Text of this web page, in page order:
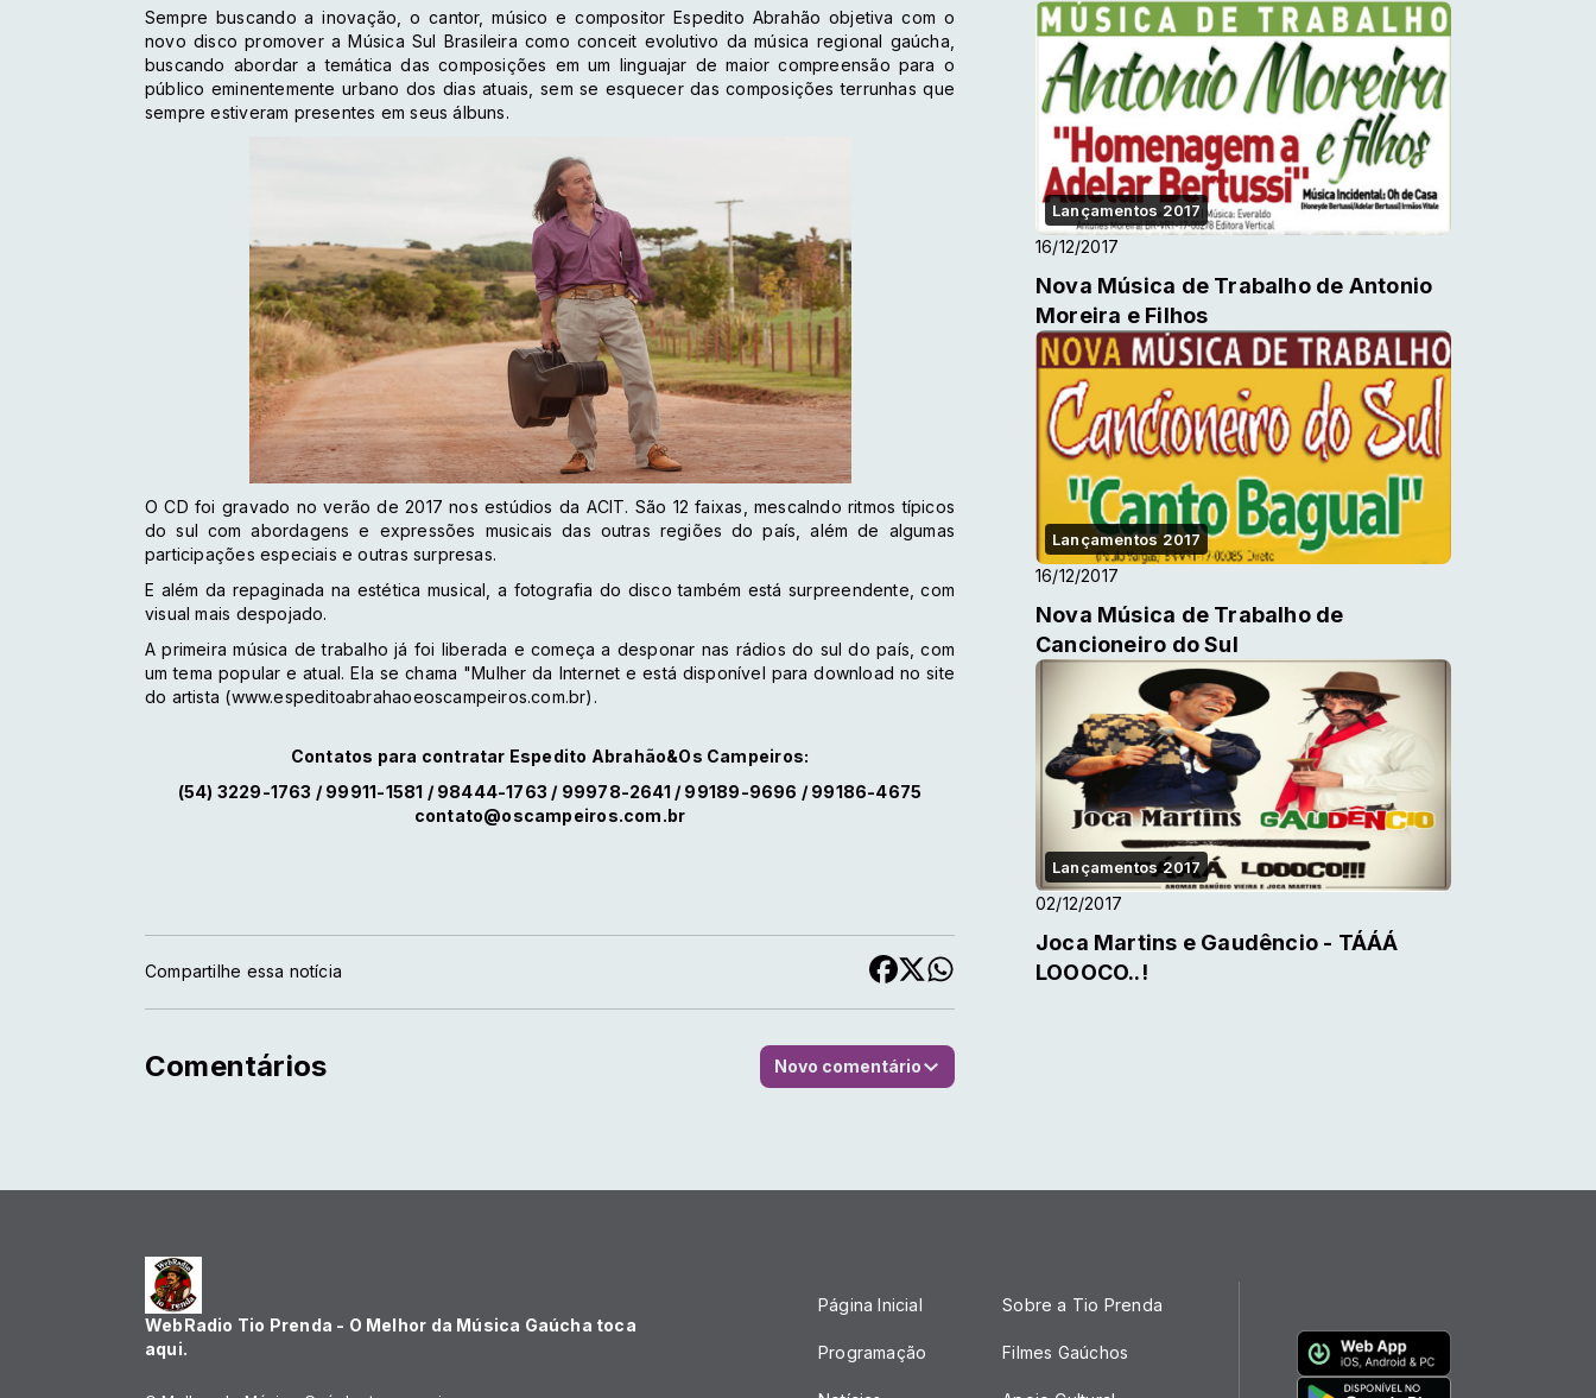
Sempre buscando a inovação, o cantor, músico e compositor Espedito Abrahão objetiva com o
novo disco promover a Música Sul Brasileira como conceit evolutivo da música regional gaúcha,
buscando abordar a temática das composições em um linguajar de maior compreensão para o
público eminentemente urbano dos dias atuais, sem se esquecer das composições terrunhas que
sempre estiveram presentes em seus álbuns.
O CD foi gravado no verão de 2017 nos estúdios da ACIT. São 12 faixas, mescalndo ritmos típicos
do sul com abordagens e expressões musicais das outras regiões do país, além de algumas
participações especiais e outras surpresas.
E além da repaginada na estética musical, a fotografia do disco também está surpreendente, com
visual mais despojado.
A primeira música de trabalho já foi liberada e começa a desponar nas rádios do sul do país, com
um tema popular e atual. Ela se chama "Mulher da Internet e está disponível para download no site
do artista (www.espeditoabrahaoeoscampeiros.com.br).
Contatos para contratar Espedito Abrahão&Os Campeiros:
(54) 3229-1763 / 99911-1581 / 98444-1763 / 99978-2641 / 99189-9696 / 99186-4675
contato@oscampeiros.com.br
Compartilhe essa notícia
Comentários Novo comentário
Lançamentos 2017
16/12/2017
Nova Música de Trabalho de Antonio
Moreira e Filhos
Lançamentos 2017
16/12/2017
Nova Música de Trabalho de
Cancioneiro do Sul
Lançamentos 2017
02/12/2017
Joca Martins e Gaudêncio - TÁÁÁ
LOOOCO..!
WebRadio Tio Prenda - O Melhor da Música Gaúcha toca
aqui.
Página Inicial
Programação
Sobre a Tio Prenda
Filmes Gaúchos